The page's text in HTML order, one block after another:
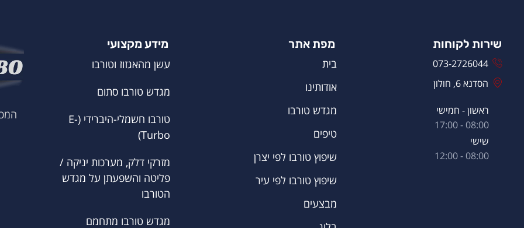
שירות לקוחות
073-2726044
הסדנא 6, חולון
ראשון - חמישי
08:00 - 17:00
שישי
08:00 - 12:00
מפת אתר
בית
אודותינו
מגדש טורבו
טיפים
שיפוץ טורבו לפי יצרן
שיפוץ טורבו לפי עיר
מבצעים
מידע מקצועי
עשן מהאגזוז וטורבו
מגדש טורבו סתום
טורבו חשמלי-היברידי (E-
Turbo)
מזרקי דלק, מערכות יניקה /
פליטה והשפעתן על מגדש
הטורבו
מגדש טורבו מתחמם